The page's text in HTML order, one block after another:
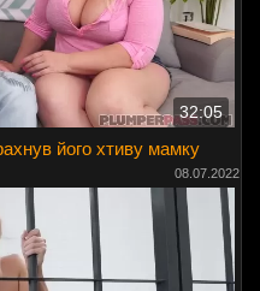
32:05
його хтиву мамку
08.07.2022